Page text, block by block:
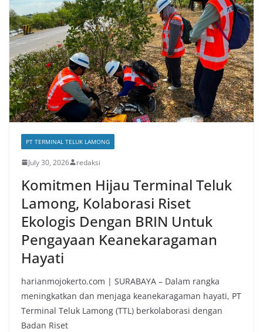
PT TERMINAL TELUK LAMONG
July 30, 2026 redaksi
Komitmen Hijau Terminal Teluk
Lamong, Kolaborasi Riset
Ekologis Dengan BRIN Untuk
Pengayaan Keanekaragaman
Hayati
harianmojokerto.com | SURABAYA – Dalam rangka
meningkatkan dan menjaga keanekaragaman hayati, PT
Terminal Teluk Lamong (TTL) berkolaborasi dengan
Badan Riset